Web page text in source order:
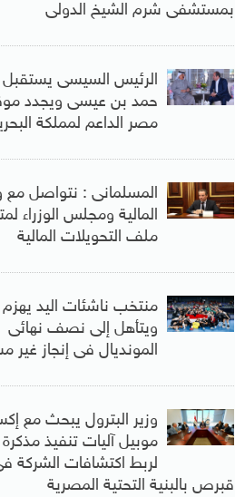
بمستشفى شرم الشيخ الدولى
الرئيس السيسى يستقبل
حمد بن عيسى ويجدد
مصر الداعم لمملكة
المسلمانى : نتواصل مع
المالية ومجلس الوزراء
ملف التحويلات المالية
منتخب ناشئات اليد
ويتأهل إلى نصف نهائى
المونديال فى إنجاز غير
وزير البترول يبحث مع
موبيل آليات تنفيذ مذكرة
لربط اكتشافات الشركة
قبرص بالبنية التحتية المصرية